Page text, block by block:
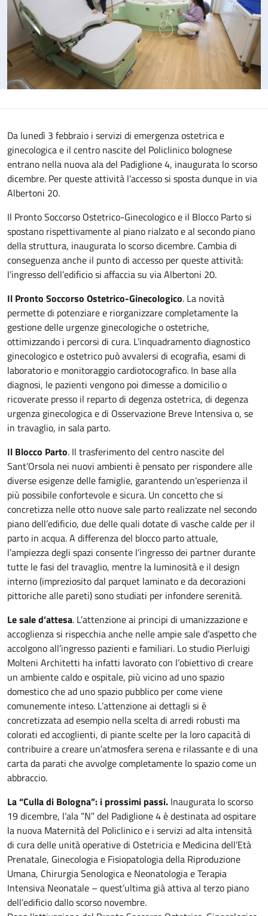
Da lunedì 3 febbraio i servizi di emergenza ostetrica e
ginecologica e il centro nascite del Policlinico bolognese
entrano nella nuova ala del Padiglione 4, inaugurata lo scorso
dicembre. Per queste attività l’accesso si sposta dunque in via
Albertoni 20.
Il Pronto Soccorso Ostetrico-Ginecologico e il Blocco Parto si
spostano rispettivamente al piano rialzato e al secondo piano
della struttura, inaugurata lo scorso dicembre. Cambia di
conseguenza anche il punto di accesso per queste attività:
l’ingresso dell’edificio si affaccia su via Albertoni 20.
Il Pronto Soccorso Ostetrico-Ginecologico. La novità
permette di potenziare e riorganizzare completamente la
gestione delle urgenze ginecologiche o ostetriche,
ottimizzando i percorsi di cura. L’inquadramento diagnostico
ginecologico e ostetrico può avvalersi di ecografia, esami di
laboratorio e monitoraggio cardiotocografico. In base alla
diagnosi, le pazienti vengono poi dimesse a domicilio o
ricoverate presso il reparto di degenza ostetrica, di degenza
urgenza ginecologica e di Osservazione Breve Intensiva o, se
in travaglio, in sala parto.
Il Blocco Parto. Il trasferimento del centro nascite del
Sant’Orsola nei nuovi ambienti è pensato per rispondere alle
diverse esigenze delle famiglie, garantendo un’esperienza il
più possibile confortevole e sicura. Un concetto che si
concretizza nelle otto nuove sale parto realizzate nel secondo
piano dell’edificio, due delle quali dotate di vasche calde per il
parto in acqua. A differenza del blocco parto attuale,
l’ampiezza degli spazi consente l’ingresso dei partner durante
tutte le fasi del travaglio, mentre la luminosità e il design
interno (impreziosito dal parquet laminato e da decorazioni
pittoriche alle pareti) sono studiati per infondere serenità.
Le sale d’attesa. L’attenzione ai principi di umanizzazione e
accoglienza si rispecchia anche nelle ampie sale d’aspetto che
accolgono all’ingresso pazienti e familiari. Lo studio Pierluigi
Molteni Architetti ha infatti lavorato con l’obiettivo di creare
un ambiente caldo e ospitale, più vicino ad uno spazio
domestico che ad uno spazio pubblico per come viene
comunemente inteso. L’attenzione ai dettagli si è
concretizzata ad esempio nella scelta di arredi robusti ma
colorati ed accoglienti, di piante scelte per la loro capacità di
contribuire a creare un’atmosfera serena e rilassante e di una
carta da parati che avvolge completamente lo spazio come un
abbraccio.
La “Culla di Bologna”: i prossimi passi. Inaugurata lo scorso
19 dicembre, l’ala “N” del Padiglione 4 è destinata ad ospitare
la nuova Maternità del Policlinico e i servizi ad alta intensità
di cura delle unità operative di Ostetricia e Medicina dell’Età
Prenatale, Ginecologia e Fisiopatologia della Riproduzione
Umana, Chirurgia Senologica e Neonatologia e Terapia
Intensiva Neonatale – quest’ultima già attiva al terzo piano
dell’edificio dallo scorso novembre.